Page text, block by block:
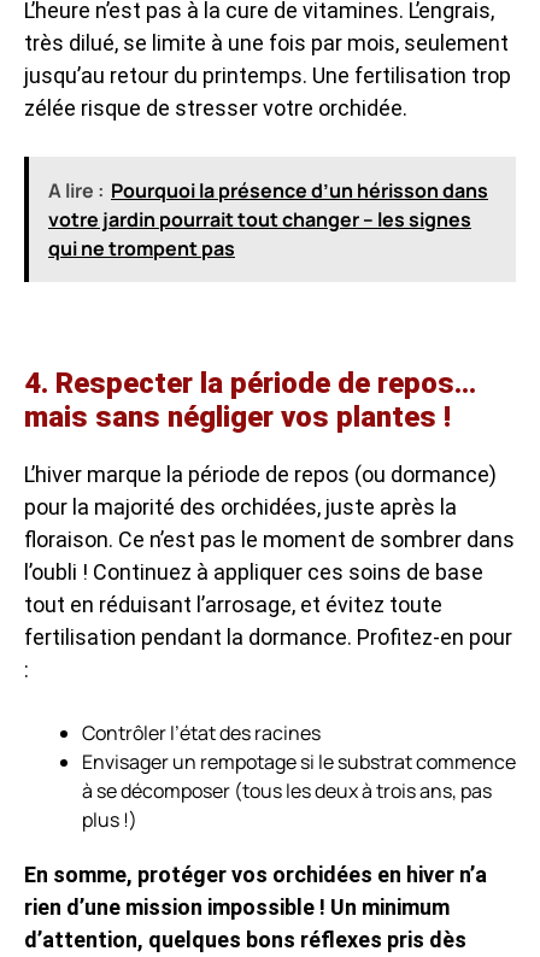
L’heure n’est pas à la cure de vitamines. L’engrais,
très dilué, se limite à une fois par mois, seulement
jusqu’au retour du printemps. Une fertilisation trop
zélée risque de stresser votre orchidée.
A lire : Pourquoi la présence d’un hérisson dans
votre jardin pourrait tout changer – les signes
qui ne trompent pas
4. Respecter la période de repos…
mais sans négliger vos plantes !
L’hiver marque la période de repos (ou dormance)
pour la majorité des orchidées, juste après la
floraison. Ce n’est pas le moment de sombrer dans
l’oubli ! Continuez à appliquer ces soins de base
tout en réduisant l’arrosage, et évitez toute
fertilisation pendant la dormance. Profitez-en pour
:
Contrôler l’état des racines
Envisager un rempotage si le substrat commence
à se décomposer (tous les deux à trois ans, pas
plus !)
En somme, protéger vos orchidées en hiver n’a
rien d’une mission impossible ! Un minimum
d’attention, quelques bons réflexes pris dès